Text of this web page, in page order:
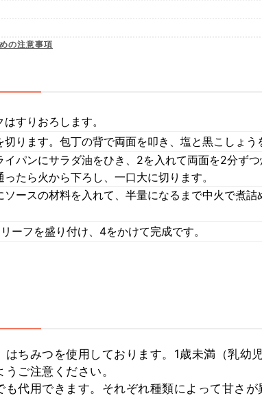
の注意事項
すりおろします。
ります。包丁の背で両面を叩き、塩と黒こしょう
イパンにサラダ油をひき、2を入れて両面を2分ず
たら火から下ろし、一口大に切ります。
ソースの材料を入れて、半量になるまで中火で煮詰
ーフを盛り付け、4をかけて完成です。
はちみつを使用しております。1歳未満（乳幼
ご注意ください。
も代用できます。それぞれ種類によって甘さ